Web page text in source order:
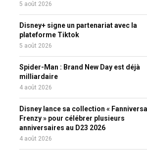
5 août 2026
Disney+ signe un partenariat avec la
plateforme Tiktok
5 août 2026
Spider-Man : Brand New Day est déjà
milliardaire
4 août 2026
Disney lance sa collection «
Frenzy » pour célébrer plusieurs
anniversaires au D23 2026
4 août 2026